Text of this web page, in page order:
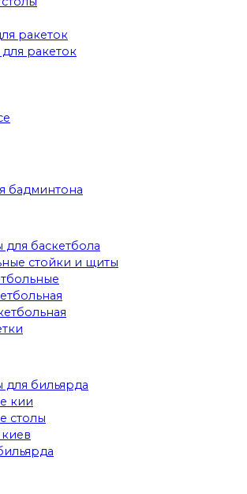
ракеток
ракеток
бадминтона
для баскетбола
стойки и щиты
для бильярда
кии
столы